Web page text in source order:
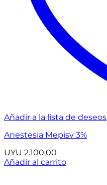
Añadir a la lista de deseos
Anestesia Mepisv 3%
UYU 2.100,00
Añadir al carrito